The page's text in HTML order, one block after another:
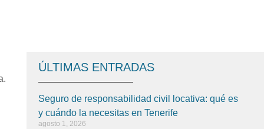
ÚLTIMAS ENTRADAS
Seguro de responsabilidad civil locativa: qué es
y cuándo la necesitas en Tenerife
agosto 1, 2026